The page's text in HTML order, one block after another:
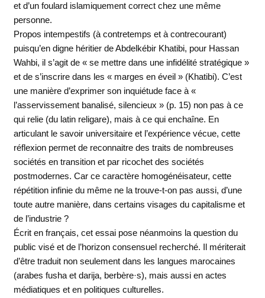
et d’un foulard islamiquement correct chez une même
personne.
Propos intempestifs (à contretemps et à contrecourant)
puisqu’en digne héritier de Abdelkébir Khatibi, pour Hassan
Wahbi, il s’agit de « se mettre dans une infidélité stratégique »
et de s’inscrire dans les « marges en éveil » (Khatibi). C’est
une manière d’exprimer son inquiétude face à «
l’asservissement banalisé, silencieux » (p. 15) non pas à ce
qui relie (du latin religare), mais à ce qui enchaîne. En
articulant le savoir universitaire et l’expérience vécue, cette
réflexion permet de reconnaitre des traits de nombreuses
sociétés en transition et par ricochet des sociétés
postmodernes. Car ce caractère homogénéisateur, cette
répétition infinie du même ne la trouve-t-on pas aussi, d’une
toute autre manière, dans certains visages du capitalisme et
de l’industrie ?
Écrit en français, cet essai pose néanmoins la question du
public visé et de l’horizon consensuel recherché. Il mériterait
d’être traduit non seulement dans les langues marocaines
(arabes fusha et darija, berbère·s), mais aussi en actes
médiatiques et en politiques culturelles.